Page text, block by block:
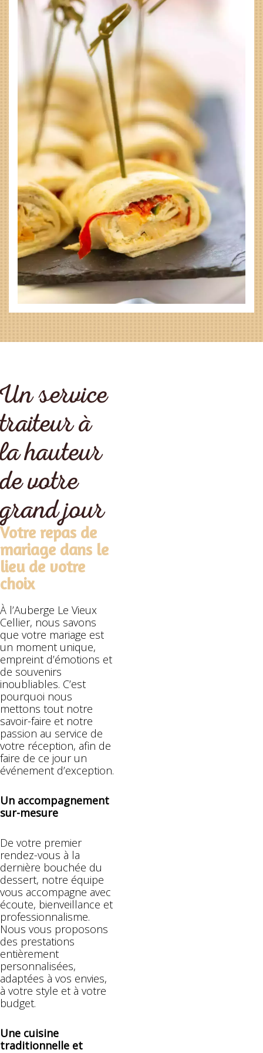
Un service
traiteur à
la hauteur
de votre
grand jour
Votre repas de
mariage dans le
lieu de votre
choix
À l’Auberge Le Vieux
Cellier, nous savons
que votre mariage est
un moment unique,
empreint d’émotions et
de souvenirs
inoubliables. C’est
pourquoi nous
mettons tout notre
savoir-faire et notre
passion au service de
votre réception, afin de
faire de ce jour un
événement d’exception.
Un accompagnement
sur-mesure
De votre premier
rendez-vous à la
dernière bouchée du
dessert, notre équipe
vous accompagne avec
écoute, bienveillance et
professionnalisme.
Nous vous proposons
des prestations
entièrement
personnalisées,
adaptées à vos envies,
à votre style et à votre
budget.
Une cuisine
traditionnelle et